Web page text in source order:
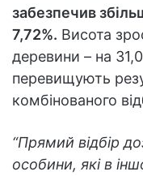
забезпечив
7,72%. Висота
деревини – на
перевищують
комбінованого
“Прямий відбір
особини, які в